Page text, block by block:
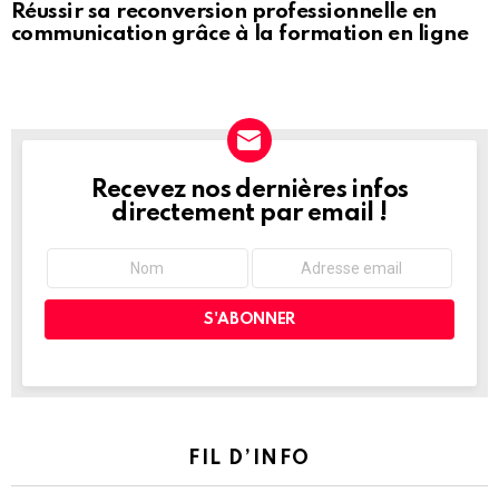
Réussir sa reconversion professionnelle en
communication grâce à la formation en ligne
NEWSLETTER
Recevez nos dernières infos
directement par email !
FIL D’INFO